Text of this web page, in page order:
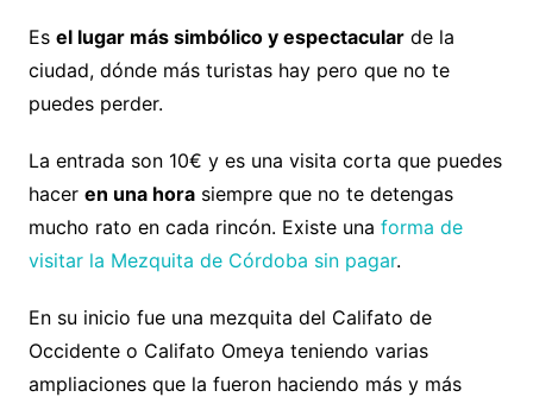
Es el lugar más simbólico y espectacularde la
ciudad, dónde más turistas hay pero que no te
puedes perder.
La entrada son 10€ y es una visita corta que puedes
hacer en una horasiempre que no te detengas
mucho rato en cada rincón. Existe una forma de
visitar la Mezquita de Córdoba sin pagar.
En su inicio fue una mezquita del Califato de
Occidente o Califato Omeya teniendo varias
ampliaciones que la fueron haciendo más y más